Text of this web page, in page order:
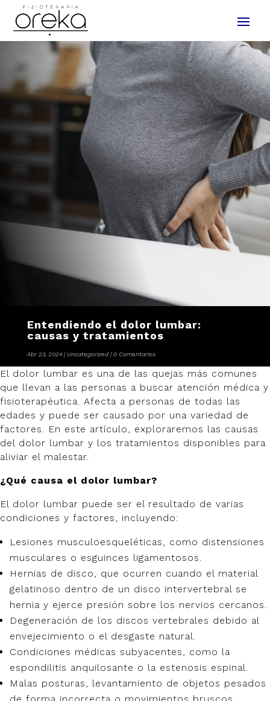
Entendiendo el dolor lumbar:
causas y tratamientos
Abr 23, 2024 Uncategorized 0 Comentarios
El dolor lumbar es una de las quejas más comunes
que llevan a las personas a buscar atención médica y
fisioterapéutica. Afecta a personas de todas las
edades y puede ser causado por una variedad de
factores. En este artículo, exploraremos las causas
del dolor lumbar y los tratamientos disponibles para
aliviar el malestar.
¿Qué causa el dolor lumbar?
El dolor lumbar puede ser el resultado de varias
condiciones y factores, incluyendo:
Lesiones musculoesqueléticas, como distensiones
musculares o esguinces ligamentosos.
Hernias de disco, que ocurren cuando el material
gelatinoso dentro de un disco intervertebral se
hernia y ejerce presión sobre los nervios cercanos.
Degeneración de los discos vertebrales debido al
envejecimiento o el desgaste natural.
Condiciones médicas subyacentes, como la
espondilitis anquilosante o la estenosis espinal.
Malas posturas, levantamiento de objetos pesados